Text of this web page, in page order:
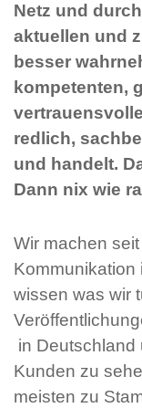
Netz und
aktuellen und
besser
kompetenten,
redlich,
und handelt.
Dann nix wie
Wir machen
Kommunikation
wissen was wir
in Deutschland
Kunden zu
meisten zu